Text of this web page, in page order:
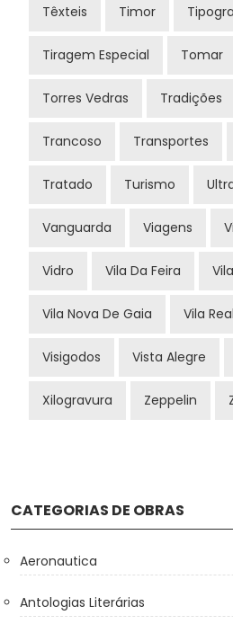
CATEGORIAS DE OBRAS
Aeronautica
Antologias Literárias
Têxteis Timor
Tiragem Especial Tomar
Torres Vedras Tradições
Trancoso Transportes
Tratado Turismo
Vanguarda Viagens
Vidro Vila Da Feira
Vila Nova De Gaia Vila Real
Visigodos Vista Alegre
Xilogravura Zeppelin